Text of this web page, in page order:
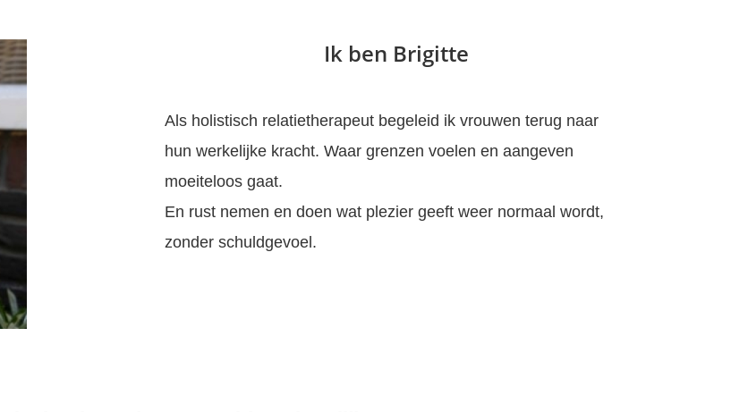
Ik ben Brigitte
Als holistisch relatietherapeut begeleid ik vrouwen terug naar
hun werkelijke kracht. Waar grenzen voelen en aangeven
moeiteloos gaat.
En rust nemen en doen wat plezier geeft weer normaal wordt,
zonder schuldgevoel.